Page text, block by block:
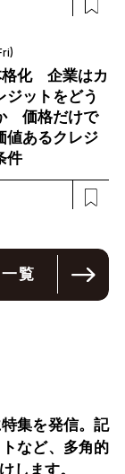
格化 企業はカ
ジットをどう
価格だけで
値あるクレジ
件
一覧
集を発信。記
など、多角的
します。